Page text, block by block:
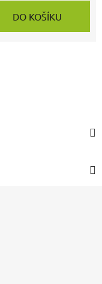
DO KOŠÍKU